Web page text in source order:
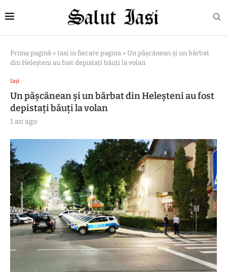
Prima pagină » Iasi in fiecare pagina » Un pășcănean și un bărbat
din Heleșteni au fost depistați băuți la volan
Iași
Un pășcănean și un bărbat din Heleșteni au fost
depistați băuți la volan
1 an ago